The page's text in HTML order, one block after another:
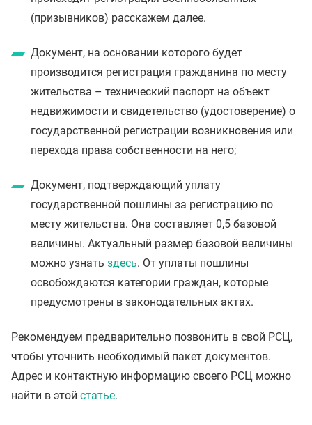
(призывников) расскажем далее.
Документ, на основании которого будет
производится регистрация гражданина по месту
жительства – технический паспорт на объект
недвижимости и свидетельство (удостоверение) о
государственной регистрации возникновения или
перехода права собственности на него;
Документ, подтверждающий уплату
государственной пошлины за регистрацию по
месту жительства. Она составляет 0,5 базовой
величины. Актуальный размер базовой величины
можно узнать здесь. От уплаты пошлины
освобождаются категории граждан, которые
предусмотрены в законодательных актах.
Рекомендуем предварительно позвонить в свой РСЦ,
чтобы уточнить необходимый пакет документов.
Адрес и контактную информацию своего РСЦ можно
найти в этой статье.